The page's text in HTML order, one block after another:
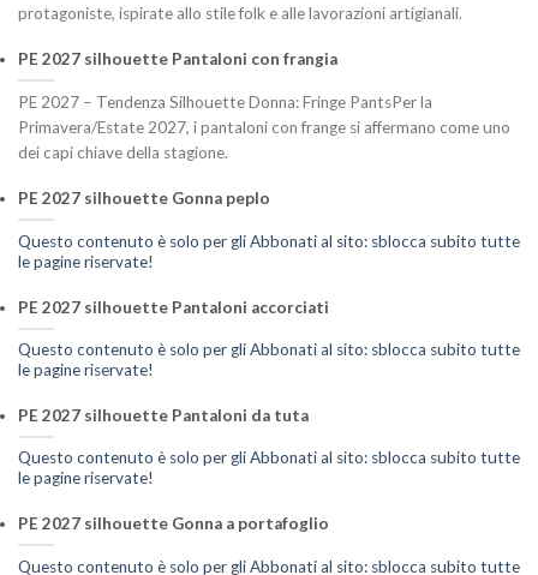
protagoniste, ispirate allo stile folk e alle lavorazioni artigianali.
PE 2027 silhouette Pantaloni con frangia
PE 2027 – Tendenza Silhouette Donna: Fringe PantsPer la
Primavera/Estate 2027, i pantaloni con frange si affermano come uno
dei capi chiave della stagione.
PE 2027 silhouette Gonna peplo
Questo contenuto è solo per gli Abbonati al sito: sblocca subito tutte
le pagine riservate!
PE 2027 silhouette Pantaloni accorciati
Questo contenuto è solo per gli Abbonati al sito: sblocca subito tutte
le pagine riservate!
PE 2027 silhouette Pantaloni da tuta
Questo contenuto è solo per gli Abbonati al sito: sblocca subito tutte
le pagine riservate!
PE 2027 silhouette Gonna a portafoglio
Questo contenuto è solo per gli Abbonati al sito: sblocca subito tutte